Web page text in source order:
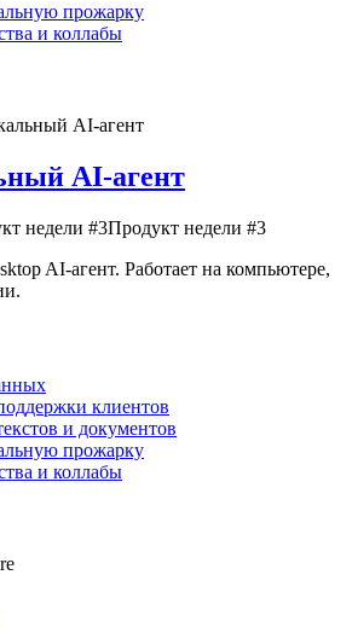
прожарку
и коллабы
AI-агент
Продукт недели #3
AI-агент. Работает на компьютере,
клиентов
и документов
прожарку
и коллабы